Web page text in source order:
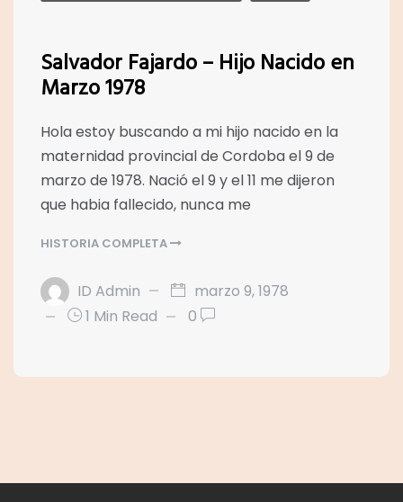
Salvador Fajardo – Hijo Nacido en
Marzo 1978
Hola estoy buscando a mi hijo nacido en la
maternidad provincial de Cordoba el 9 de
marzo de 1978. Nació el 9 y el 11 me dijeron
que habia fallecido, nunca me
HISTORIA COMPLETA
ID Admin
marzo 9, 1978
1 Min Read
0